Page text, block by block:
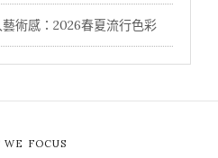
術感：2026春夏流行色彩
WE FOCUS